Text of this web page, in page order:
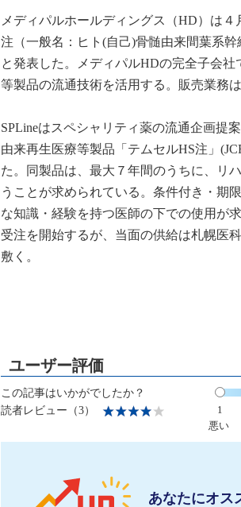
メディパルホールディングス（HD）は
注（一般名：ヒト(自己)骨髄由来間葉系
と発表した。メディパルHDの完全子会
等製品の流通技術を活用する。販売業務
SPLineはスペシャリティ薬の流通企画提
由来再生医療等製品「テムセルHS注」
た。同製品は、最大７年間のうちに、リ
うことが求められている。条件付き・期
な知識・経験を持つ医師の下での使用が
受注を開始するが、当面の供給は札幌医
敷く。
この記事はいかがでしたか？
読者レビュー（3）
1
悪い
あなたにオス